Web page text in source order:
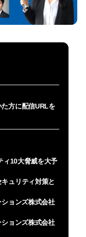
方に配信URLを
10大脅威を大予
ティ対策と
ョンズ株式会社
ズ株式会社